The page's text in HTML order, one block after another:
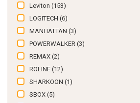
Leviton (153)
LOGITECH (6)
MANHATTAN (3)
POWERWALKER (3)
REMAX (2)
ROLINE (12)
SHARKOON (1)
SBOX (5)